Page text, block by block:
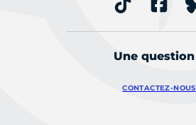
Une question
CONTACTEZ-NOUS